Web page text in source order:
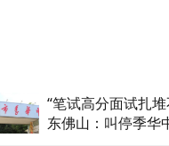
河南“三支一
生的岗位私